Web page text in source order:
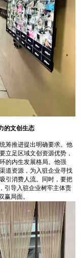
的文创生态
筹推进提出明确要求。他
立足区域文创资源优势，
的内生发展格局。他强
道资源，为入驻企业寻找
引消费人流。同时，要把
引导入驻企业树牢主体责
赢局面。